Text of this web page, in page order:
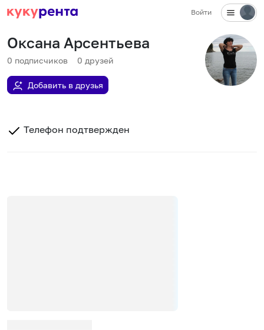
Войти
Оксана Арсентьева
0 подписчиков 0 друзей
Добавить в друзья
Телефон подтвержден